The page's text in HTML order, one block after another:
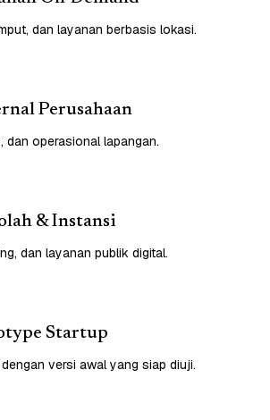
dan layanan berbasis lokasi.
Perusahaan
dan operasional lapangan.
& Instansi
dan layanan publik digital.
Startup
versi awal yang siap diuji.